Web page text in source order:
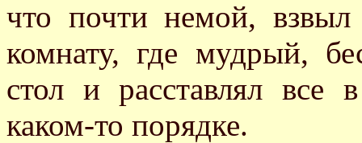
что почти немой,
комнату, где мудрый,
стол и расставлял
каком-то порядке.